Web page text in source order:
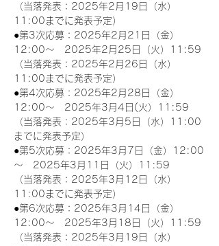
（当落発表：2025年2月19日（水）
11:00までに発表予定）
●第3次応募：2025年2月21日（金）
12:00～　2025年2月25日（火）11:59
（当落発表：2025年2月26日（水）
11:00までに発表予定）
●第4次応募：2025年2月28日（金）
12:00～　2025年3月4日(火）11:59
（当落発表：2025年3月5日（水）11:00
までに発表予定）
●第5次応募：2025年3月7日（金）12:00
～　2025年3月11日（火）11:59
（当落発表：2025年3月12日（水）
11:00までに発表予定）
●第6次応募：2025年3月14日（金）
12:00～　2025年3月18日（火）11:59
（当落発表：2025年3月19日（水）